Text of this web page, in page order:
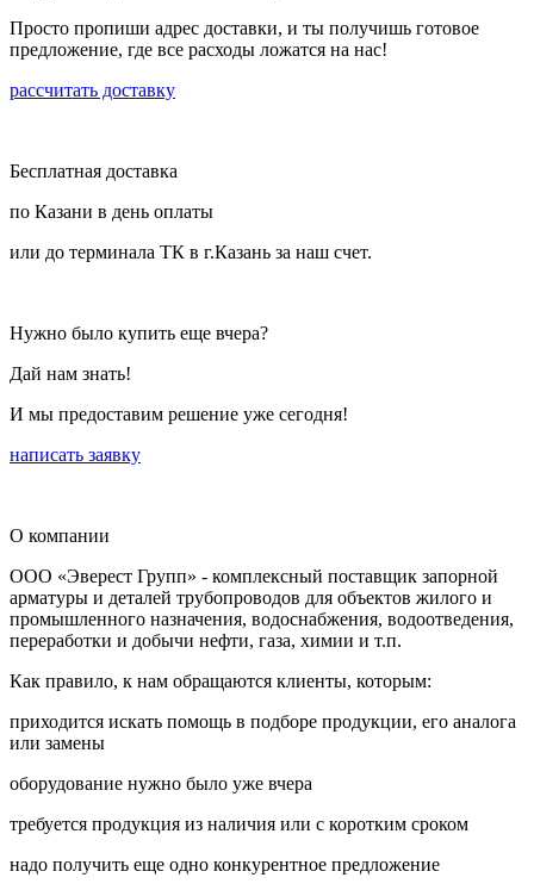
Просто пропиши адрес доставки, и ты получишь готовое
предложение, где все расходы ложатся на нас!
рассчитать доставку
Бесплатная доставка
по Казани в день оплаты
или до терминала ТК в г.Казань за наш счет.
Нужно было купить еще вчера?
Дай нам знать!
И мы предоставим решение уже сегодня!
написать заявку
О компании
ООО «Эверест Групп» - комплексный поставщик запорной
арматуры и деталей трубопроводов для объектов жилого и
промышленного назначения, водоснабжения, водоотведения,
переработки и добычи нефти, газа, химии и т.п.
Как правило, к нам обращаются клиенты, которым:
приходится искать помощь в подборе продукции, его аналога
или замены
оборудование нужно было уже вчера
требуется продукция из наличия или с коротким сроком
надо получить еще одно конкурентное предложение